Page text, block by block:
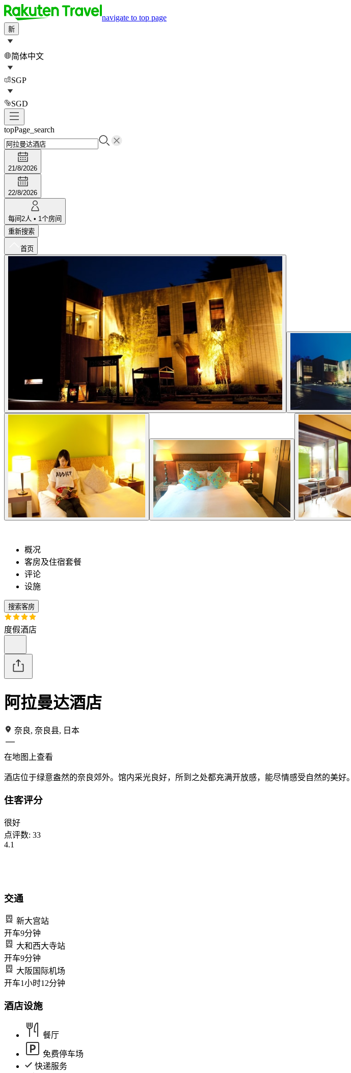
navigate to top page
新
简体中文
SGP
SGD
topPage_search
21/8/2026
22/8/2026
每间 2人 • 1个房间
重新搜索
首页
概况
客房及住宿套餐
评论
设施
搜索客房
度假酒店
阿拉曼达酒店
奈良, 奈良县, 日本
在地图上查看
酒店位于绿意盎然的奈良郊外。馆内采光良好，所到之处都充满开放感，能尽情感受自然的美好。
住客评分
很好
点评数: 33
4.1
交通
新大宫站
开车9分钟
大和西大寺站
开车9分钟
大阪国际机场
开车1小时12分钟
酒店设施
餐厅
免费停车场
快递服务